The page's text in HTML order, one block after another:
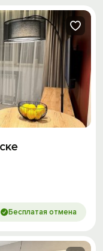
Бесплатая отмена